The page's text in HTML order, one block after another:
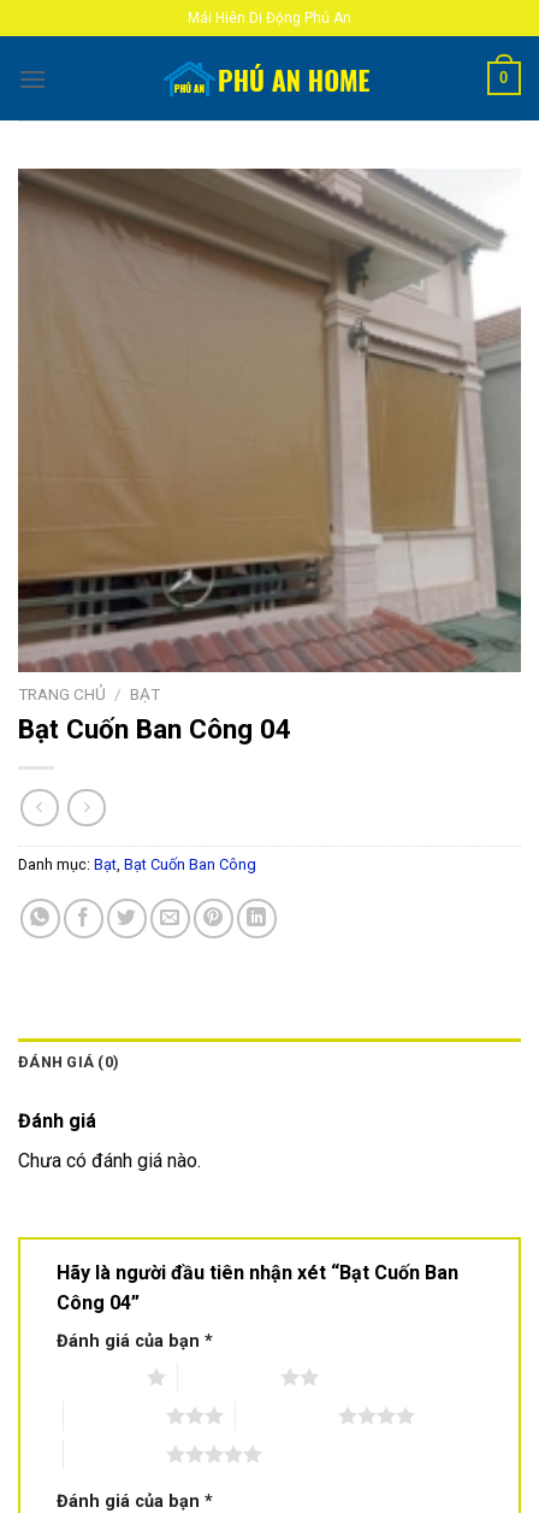
to
content
Mái Hiên Di Động Phú An
0
TRANG CHỦ / BẠT
Bạt Cuốn Ban Công 04
Danh mục: Bạt, Bạt Cuốn Ban Công
ĐÁNH GIÁ (0)
Đánh giá
Chưa có đánh giá nào.
Hãy là người đầu tiên nhận xét “Bạt Cuốn Ban
Công 04”
Đánh giá của bạn *
Đánh giá của bạn *